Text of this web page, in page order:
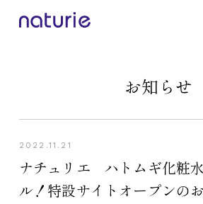
お知らせ
2022.11.21
ナチュリエ ハトムギ化粧
ル！特設サイトオープンの